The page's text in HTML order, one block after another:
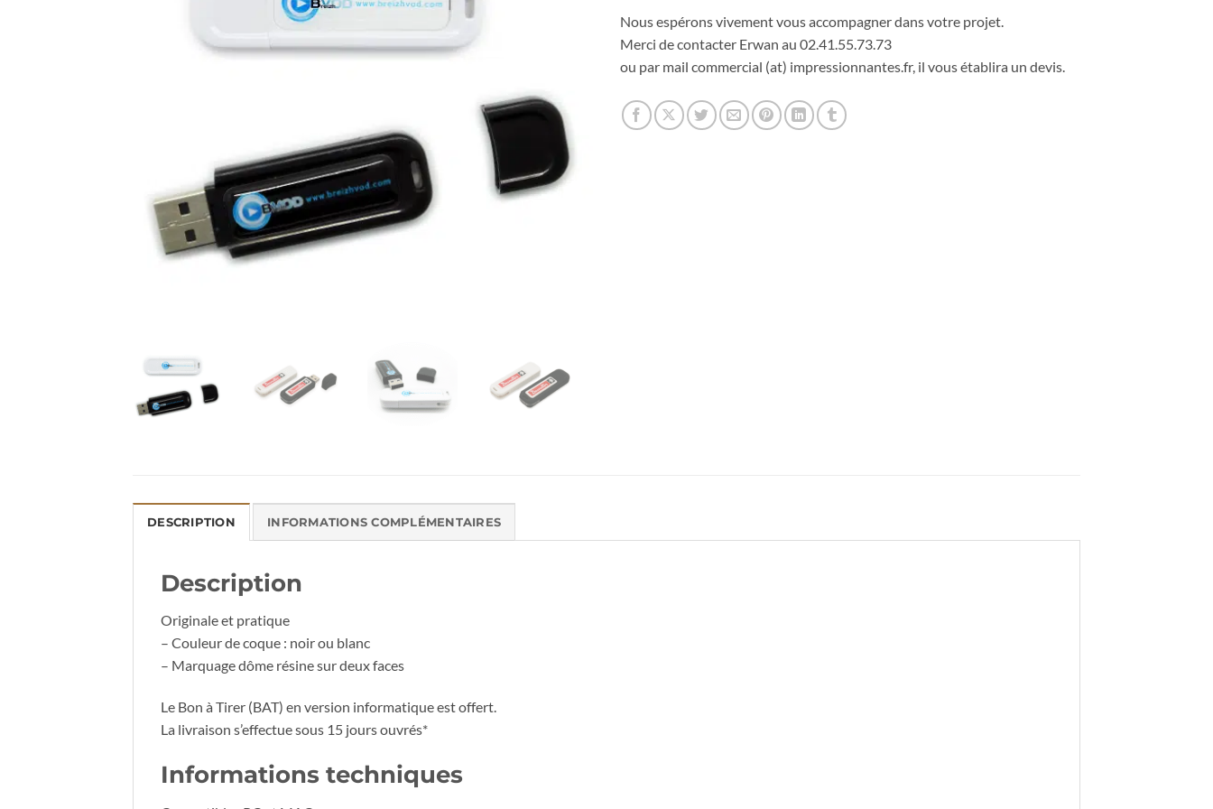
Nous espérons vivement vous accompagner dans votre projet.
Merci de contacter Erwan au 02.41.55.73.73
ou par mail commercial (at) impressionnantes.fr, il vous établira un devis.
DESCRIPTION INFORMATIONS COMPLÉMENTAIRES
Description
Originale et pratique
– Couleur de coque : noir ou blanc
– Marquage dôme résine sur deux faces
Le Bon à Tirer (BAT) en version informatique est offert.
La livraison s’effectue sous 15 jours ouvrés*
Informations techniques